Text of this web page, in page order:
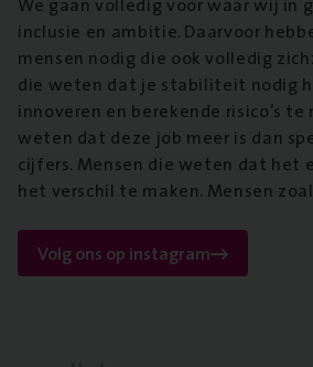
inclusie en ambitie. Daarvoor
mensen nodig die ook volledig
die weten dat je stabiliteit nodig
innoveren en berekende risico’s
weten dat deze job meer is dan
cijfers. Mensen die weten dat het
het verschil te maken. Mensen
Volg ons op instagram